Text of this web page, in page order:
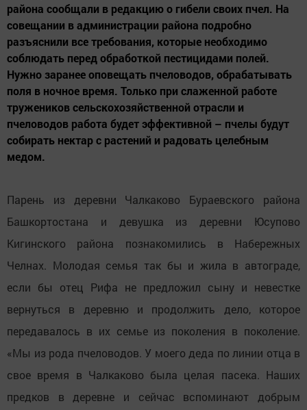
района сообщали в редакцию о гибели своих пчел. На
совещании в администрации района подробно
разъяснили все требования, которые необходимо
соблюдать перед обработкой пестицидами полей.
Нужно заранее оповещать пчеловодов, обрабатывать
поля в ночное время. Только при слаженной работе
тружеников сельскохозяйственной отрасли и
пчеловодов работа будет эффективной – пчелы будут
собирать нектар с растений и радовать целебным
медом.
Парень из деревни Чалкаково Бураевского района
Башкортостана и девушка из деревни Юсупово
Кигинского района познакомились в Набережных
Челнах. Молодая семья так бы и жила в автограде,
если бы отец Рифа не предложил сыну и невестке
вернуться в деревню и продолжить дело, которое
передавалось в их семье из поколения в поколение.
«Мы из рода пчеловодов. У моего деда по линии отца в
свое время в Чалкаково была целая пасека. Наших
предков в деревне и сейчас вспоминают добрым